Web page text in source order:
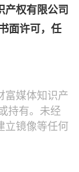
产权有限公司
面许可，任
富媒体知识产
持有。未经
立镜像等任何